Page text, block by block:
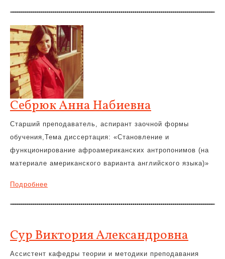
Себрюк Анна Набиевна
Старший преподаватель, аспирант заочной формы
обучения,Тема диссертация: «Cтановление и
функционирование афроамериканских антропонимов (на
материале американского варианта английского языка)»
Подробнее
Сур Виктория Александровна
Ассистент кафедры теории и методики преподавания